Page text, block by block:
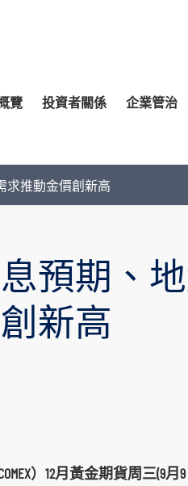
每日股市財經評論
覽
證及牛熊證
通及深港通
財務貸款
投資移民
市場策略及研究​
投資者關係
股東須知
投資者關係查詢
企業管治
企業管治委員會
內部監控
交易平台
用）
求推動金價創新高
預期、
新高
）12月黃金期貨周三(9